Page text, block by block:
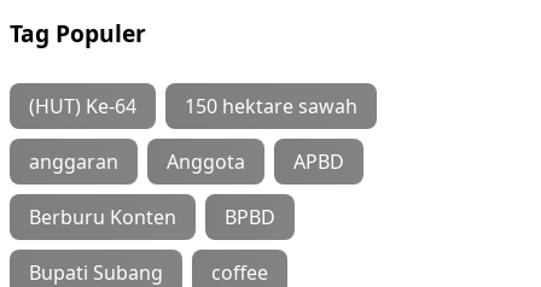
Tag Populer
(HUT) Ke-64 150 hektare sawah
anggaran Anggota APBD
Berburu Konten BPBD
Bupati Subang coffee